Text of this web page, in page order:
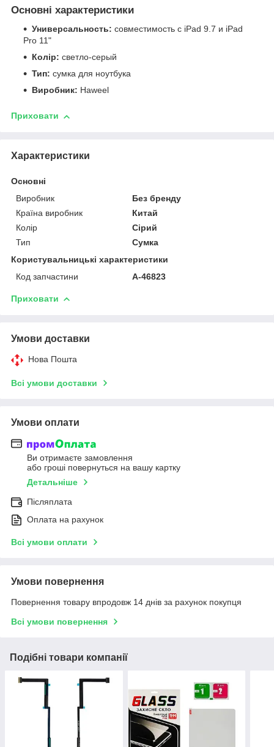
Основні характеристики
Универсальность: совместимость с iPad 9.7 и iPad
Pro 11"
Колір: светло-серый
Тип: сумка для ноутбука
Виробник: Haweel
Приховати
Характеристики
Основні
Виробник
Без бренду
Країна виробник
Китай
Колір
Сірий
Тип
Сумка
Користувальницькі характеристики
Код запчастини
A-46823
Приховати
Умови доставки
Нова Пошта
Всі умови доставки
Умови оплати
Ви отримаєте замовлення
або гроші повернуться на вашу картку
Детальніше
Післяплата
Оплата на рахунок
Всі умови оплати
Умови повернення
Повернення товару впродовж 14 днів за рахунок покупця
Всі умови повернення
Подібні товари компанії